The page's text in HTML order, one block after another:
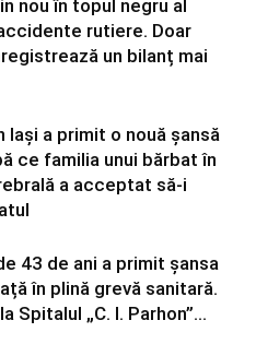
nou în topul negru al
rutiere. Doar
un bilanț mai
Iași a primit o nouă șansă
ce familia unui bărbat în
a acceptat să-i
43 de ani a primit șansa
în plină grevă sanitară.
Spitalul „C. I. Parhon”...